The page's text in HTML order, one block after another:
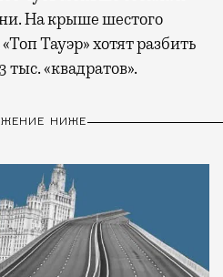
На крыше шестого
Тауэр» хотят разбить
«квадратов».
НИЖЕ